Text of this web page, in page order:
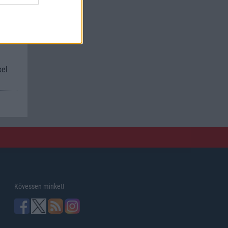
Kövessen minket!